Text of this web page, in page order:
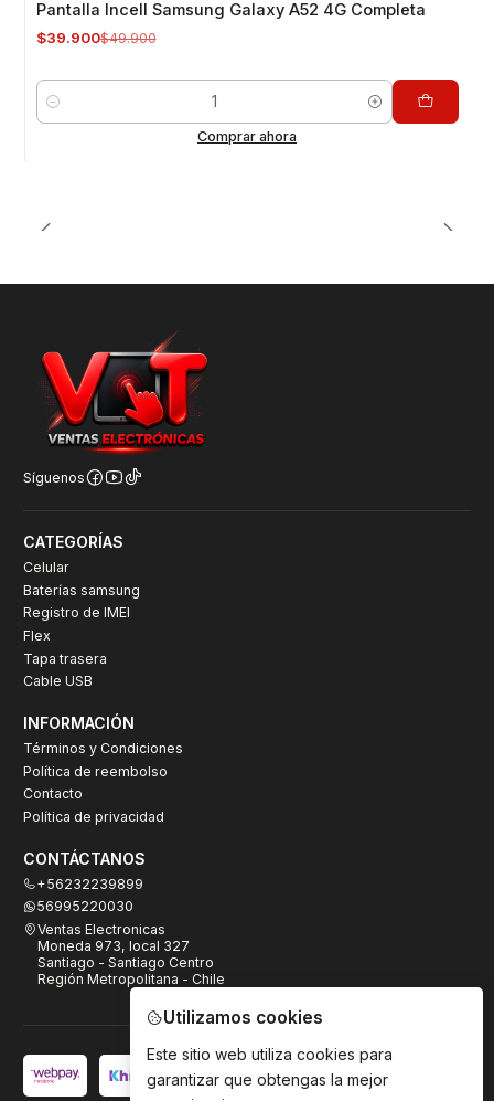
Pantalla Incell Samsung Galaxy A52 4G Completa
$39.900$49.900
Cantidad
Comprar ahora
Síguenos
CATEGORÍAS
Celular
Baterías samsung
Registro de IMEI
Flex
Tapa trasera
Cable USB
INFORMACIÓN
Términos y Condiciones
Política de reembolso
Contacto
Política de privacidad
CONTÁCTANOS
+56232239899
56995220030
Ventas Electronicas
Moneda 973, local 327
Santiago - Santiago Centro
Región Metropolitana - Chile
Utilizamos cookies
Este sitio web utiliza cookies para
garantizar que obtengas la mejor